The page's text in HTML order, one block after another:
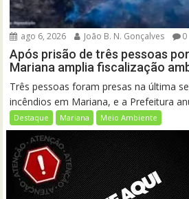
ago 6, 2026 João B. N. Gonçalves 0
Após prisão de três pessoas
Mariana amplia fiscalização
Três pessoas foram presas na última
incêndios em Mariana, e a Prefeitura
Destaque Mariana Meio Ambiente